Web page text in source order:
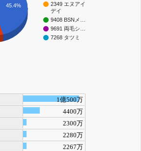
2349 エヌアイ
デイ
9408 BSNメ…
9691 両毛シ…
7268 タツミ
45.4%
1億500万
4400万
2300万
2280万
2267万